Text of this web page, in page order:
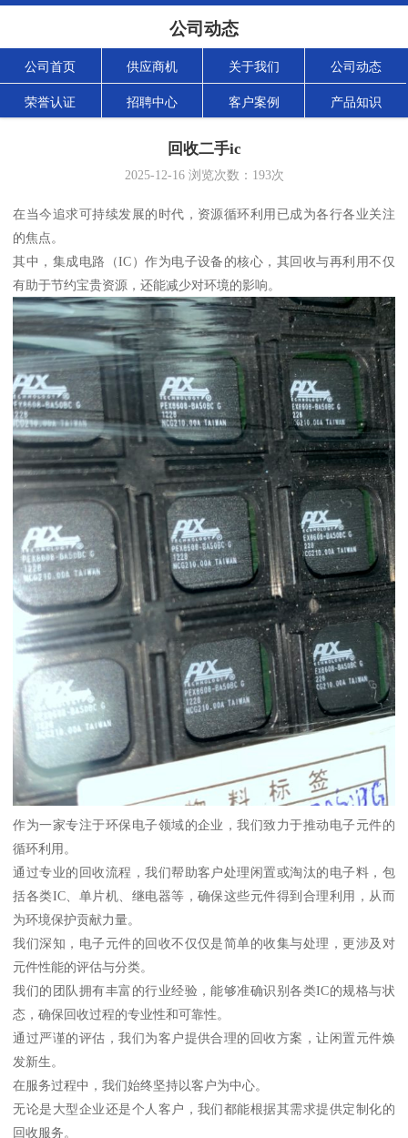
公司动态
公司首页 供应商机 关于我们 公司动态
荣誉认证 招聘中心 客户案例 产品知识
回收二手ic
2025-12-16浏览次数： 193次
在当今追求可持续发展的时代，资源循环利用已成为各行各业关注
的焦点。
其中，集成电路（IC）作为电子设备的核心，其回收与再利用不仅
有助于节约宝贵资源，还能减少对环境的影响。
作为一家专注于环保电子领域的企业，我们致力于推动电子元件的
循环利用。
通过专业的回收流程，我们帮助客户处理闲置或淘汰的电子料，包
括各类IC、单片机、继电器等，确保这些元件得到合理利用，从而
为环境保护贡献力量。
我们深知，电子元件的回收不仅仅是简单的收集与处理，更涉及对
元件性能的评估与分类。
我们的团队拥有丰富的行业经验，能够准确识别各类IC的规格与状
态，确保回收过程的专业性和可靠性。
通过严谨的评估，我们为客户提供合理的回收方案，让闲置元件焕
发新生。
在服务过程中，我们始终坚持以客户为中心。
无论是大型企业还是个人客户，我们都能根据其需求提供定制化的
回收服务。